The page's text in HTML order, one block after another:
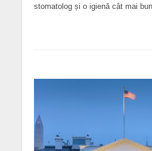
stomatolog și o igienă cât mai